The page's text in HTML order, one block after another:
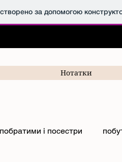
за допомогою
Нотатки
побратими і посестри